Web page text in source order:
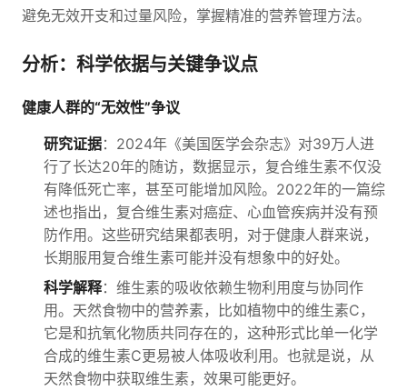
避免无效开支和过量风险，掌握精准的营养管理方法。
分析：科学依据与关键争议点
健康人群的“无效性”争议
研究证据：2024年《美国医学会杂志》对39万人进
行了长达20年的随访，数据显示，复合维生素不仅没
有降低死亡率，甚至可能增加风险。2022年的一篇综
述也指出，复合维生素对癌症、心血管疾病并没有预
防作用。这些研究结果都表明，对于健康人群来说，
长期服用复合维生素可能并没有想象中的好处。
科学解释：维生素的吸收依赖生物利用度与协同作
用。天然食物中的营养素，比如植物中的维生素C，
它是和抗氧化物质共同存在的，这种形式比单一化学
合成的维生素C更易被人体吸收利用。也就是说，从
天然食物中获取维生素，效果可能更好。